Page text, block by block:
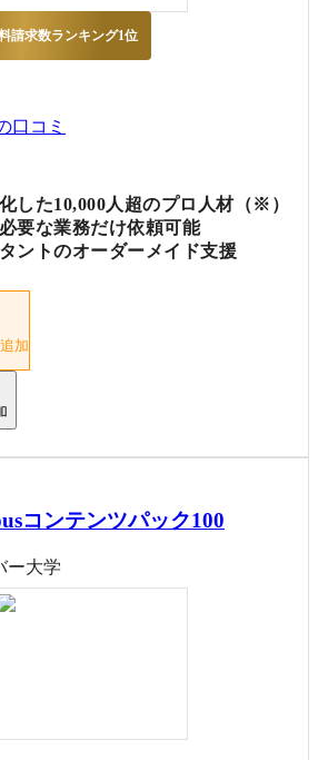
請求数ランキング1位
口コミ
した10,000人超のプロ人材（※）
要な業務だけ依頼可能
ントのオーダーメイド支援
加
コンテンツパック100
ー大学